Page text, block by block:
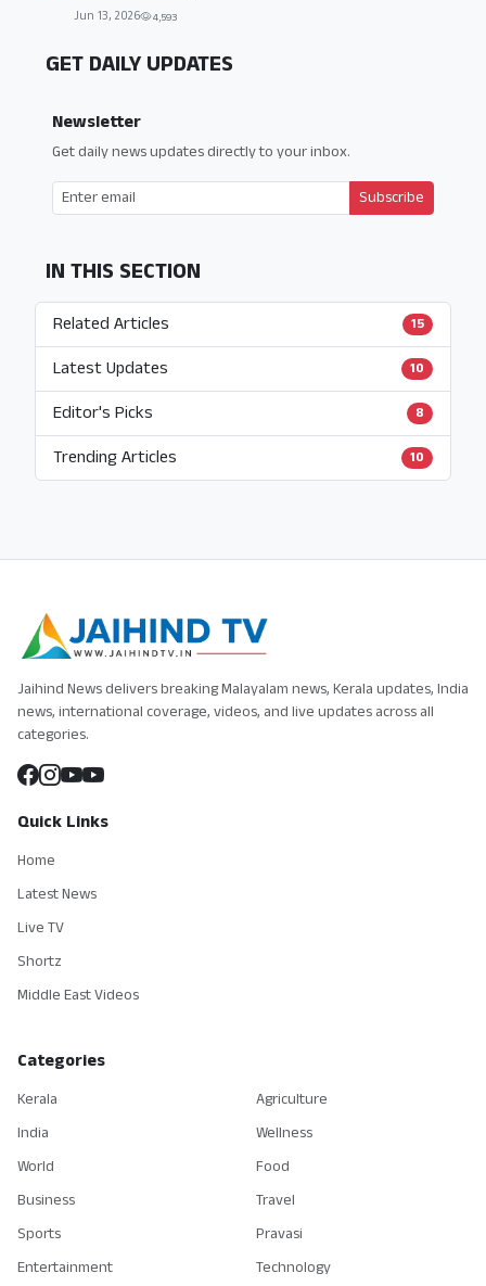
Jun 13, 2026 4,593
GET DAILY UPDATES
Newsletter
Get daily news updates directly to your inbox.
Subscribe
IN THIS SECTION
Related Articles 15
Latest Updates 10
Editor's Picks 8
Trending Articles 10
Jaihind News delivers breaking Malayalam news, Kerala updates, India
news, international coverage, videos, and live updates across all
categories.
Quick Links
Home
Latest News
Live TV
Shortz
Middle East Videos
Categories
Kerala
India
World
Business
Sports
Entertainment
Agriculture
Wellness
Food
Travel
Pravasi
Technology